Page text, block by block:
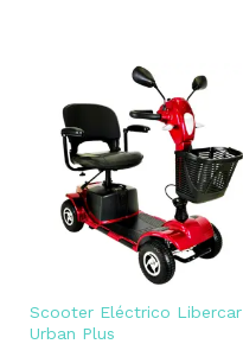
Scooter Eléctrico Libercar
Urban Plus